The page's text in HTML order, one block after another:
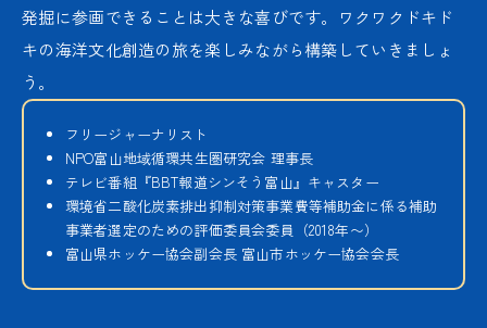
発掘に参画できることは大きな喜びです。ワクワクドキド
キの海洋文化創造の旅を楽しみながら構築していきましょ
う。
フリージャーナリスト
NPO富山地域循環共生圏研究会 理事長
テレビ番組『BBT報道シンそう富山』キャスター
環境省二酸化炭素排出抑制対策事業費等補助金に係る補助
事業者選定のための評価委員会委員（2018年〜）
富山県ホッケー協会副会長 富山市ホッケー協会会長